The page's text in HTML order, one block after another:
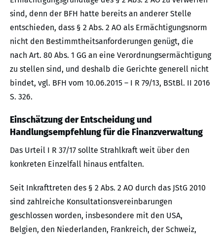
sind, denn der BFH hatte bereits an anderer Stelle
entschieden, dass § 2 Abs. 2 AO als Ermächtigungsnorm
nicht den Bestimmtheitsanforderungen genügt, die
nach Art. 80 Abs. 1 GG an eine Verordnungsermächtigung
zu stellen sind, und deshalb die Gerichte generell nicht
bindet, vgl. BFH vom 10.06.2015 – I R 79/13, BStBl. II 2016
S. 326.
Einschätzung der Entscheidung und
Handlungsempfehlung für die Finanzverwaltung
Das Urteil I R 37/17 sollte Strahlkraft weit über den
konkreten Einzelfall hinaus entfalten.
Seit Inkrafttreten des § 2 Abs. 2 AO durch das JStG 2010
sind zahlreiche Konsultationsvereinbarungen
geschlossen worden, insbesondere mit den USA,
Belgien, den Niederlanden, Frankreich, der Schweiz,